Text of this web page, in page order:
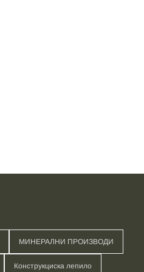
МИНЕРАЛНИ ПРОИЗВОДИ
Конструкциска лепило